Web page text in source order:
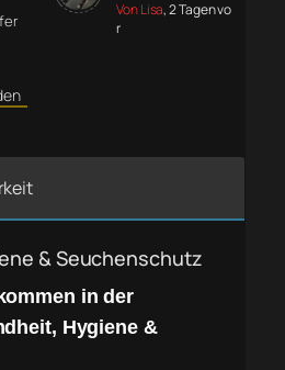
Von Lisa, 2 Tagen vo
r
& Seuchenschutz
in der
Hygiene &